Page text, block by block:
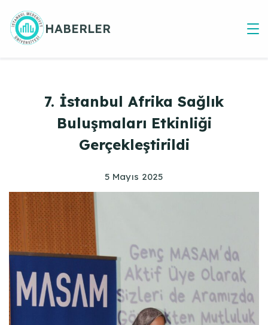
Skip
to
content
HABERLER
7. İstanbul Afrika Sağlık
Buluşmaları Etkinliği
Gerçekleştirildi
5 Mayıs 2025